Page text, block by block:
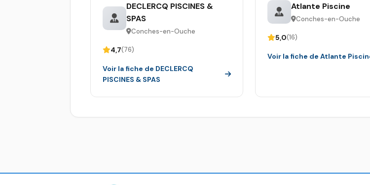
DECLERCQ PISCINES &
SPAS
Conches-en-Ouche
4,7(76)
Voir la fiche de DECLERCQ
PISCINES & SPAS
Atlante Piscine
Conches-en-Ouche
5,0(16)
Voir la fiche de Atlante